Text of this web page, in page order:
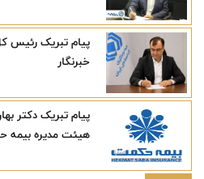
پیام تبریک رئیس
خبرنگار
پیام تبریک دکتر
هیئت مدیره بیمه